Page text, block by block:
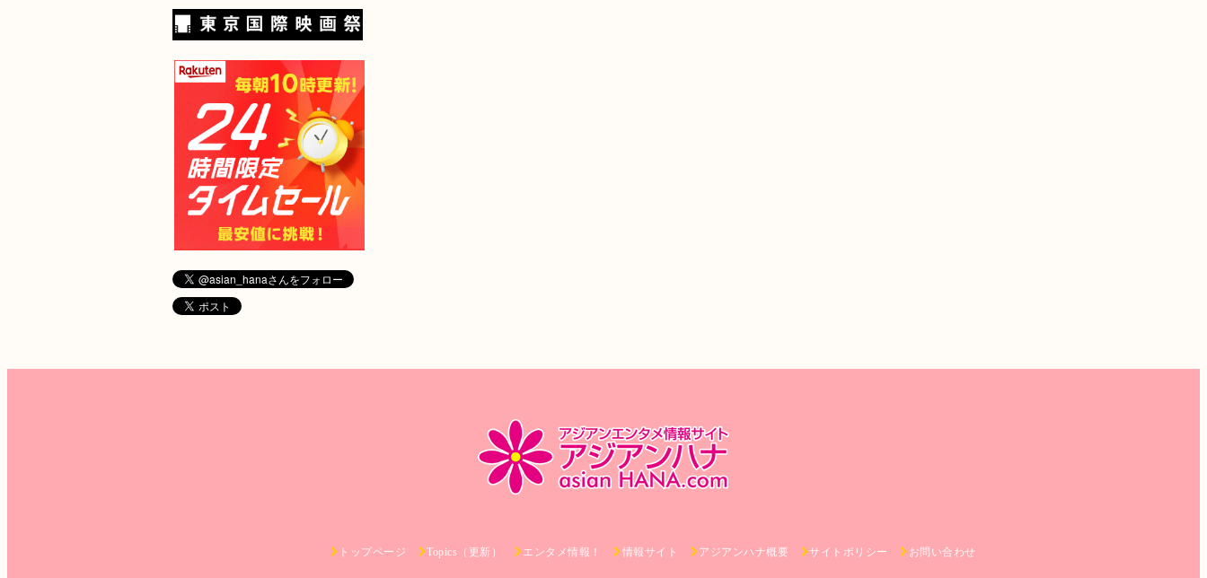
トップページ Topics（更新） エンタメ情報！ 情報サイト アジアンハナ概要 サイトポリシー お問い合わせ